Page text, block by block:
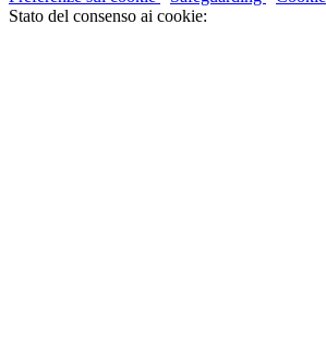
Stato del consenso ai cookie: